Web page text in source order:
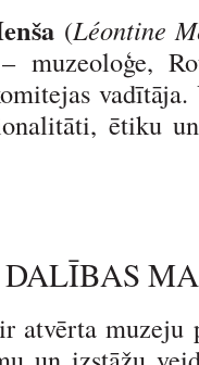
(Léontine
muzeoloģe,
vadītāja.
ētiku
atvērta muzeju